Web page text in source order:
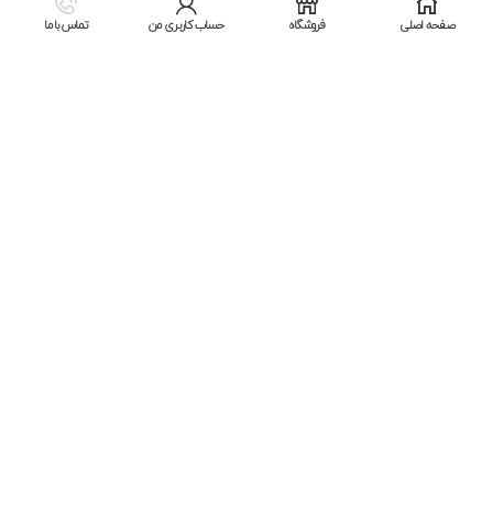
آخرین اخبار
صفحه اصلی فروشگاه حساب کاربری من تماس با ما